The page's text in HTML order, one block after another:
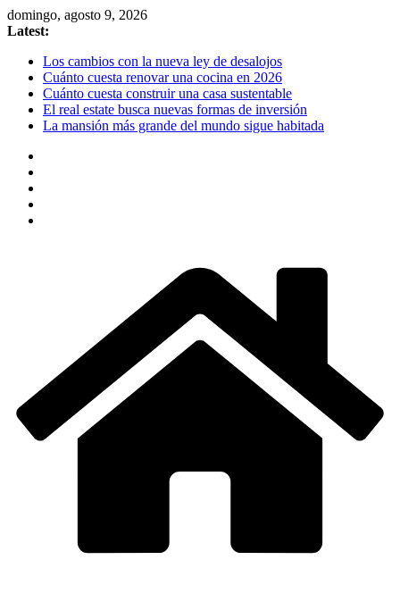
Skip
to
domingo, agosto 9, 2026
Latest:
Los cambios con la nueva ley de desalojos
Cuánto cuesta renovar una cocina en 2026
Cuánto cuesta construir una casa sustentable
El real estate busca nuevas formas de inversión
La mansión más grande del mundo sigue habitada